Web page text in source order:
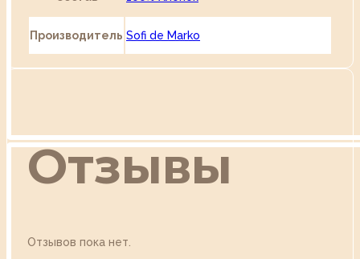
Производитель Sofi de Marko
Отзывы
Отзывов пока нет.